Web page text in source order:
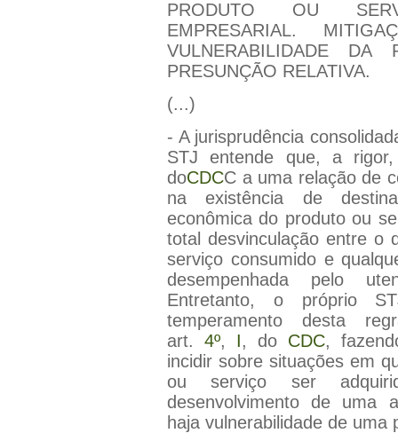
PRODUTO OU
EMPRESARIAL.
VULNERABILIDADE DA
PRESUNÇÃO RELATIVA.
(...)
- A jurisprudência
STJ entende que, a
doCDCC a uma relação de
na existência de
econômica do produto ou
total desvinculação entre o
serviço consumido e
desempenhada pelo
Entretanto, o próprio
temperamento desta
art.
4º, I, do CDC,
incidir sobre situações em
ou serviço ser
desenvolvimento de uma
haja vulnerabilidade de uma